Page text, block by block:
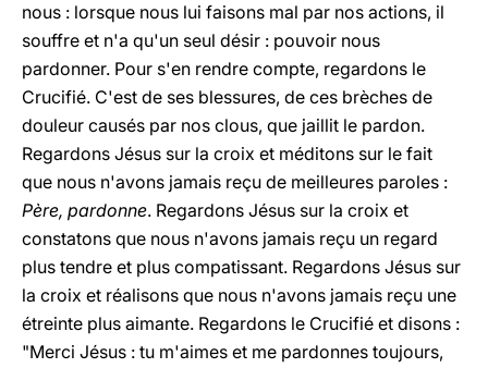
nous : lorsque nous lui faisons mal par nos actions, il
souffre et n'a qu'un seul désir : pouvoir nous
pardonner. Pour s'en rendre compte, regardons le
Crucifié. C'est de ses blessures, de ces brèches de
douleur causés par nos clous, que jaillit le pardon.
Regardons Jésus sur la croix et méditons sur le fait
que nous n'avons jamais reçu de meilleures paroles :
Père, pardonne. Regardons Jésus sur la croix et
constatons que nous n'avons jamais reçu un regard
plus tendre et plus compatissant. Regardons Jésus sur
la croix et réalisons que nous n'avons jamais reçu une
étreinte plus aimante. Regardons le Crucifié et disons :
"Merci Jésus : tu m'aimes et me pardonnes toujours,